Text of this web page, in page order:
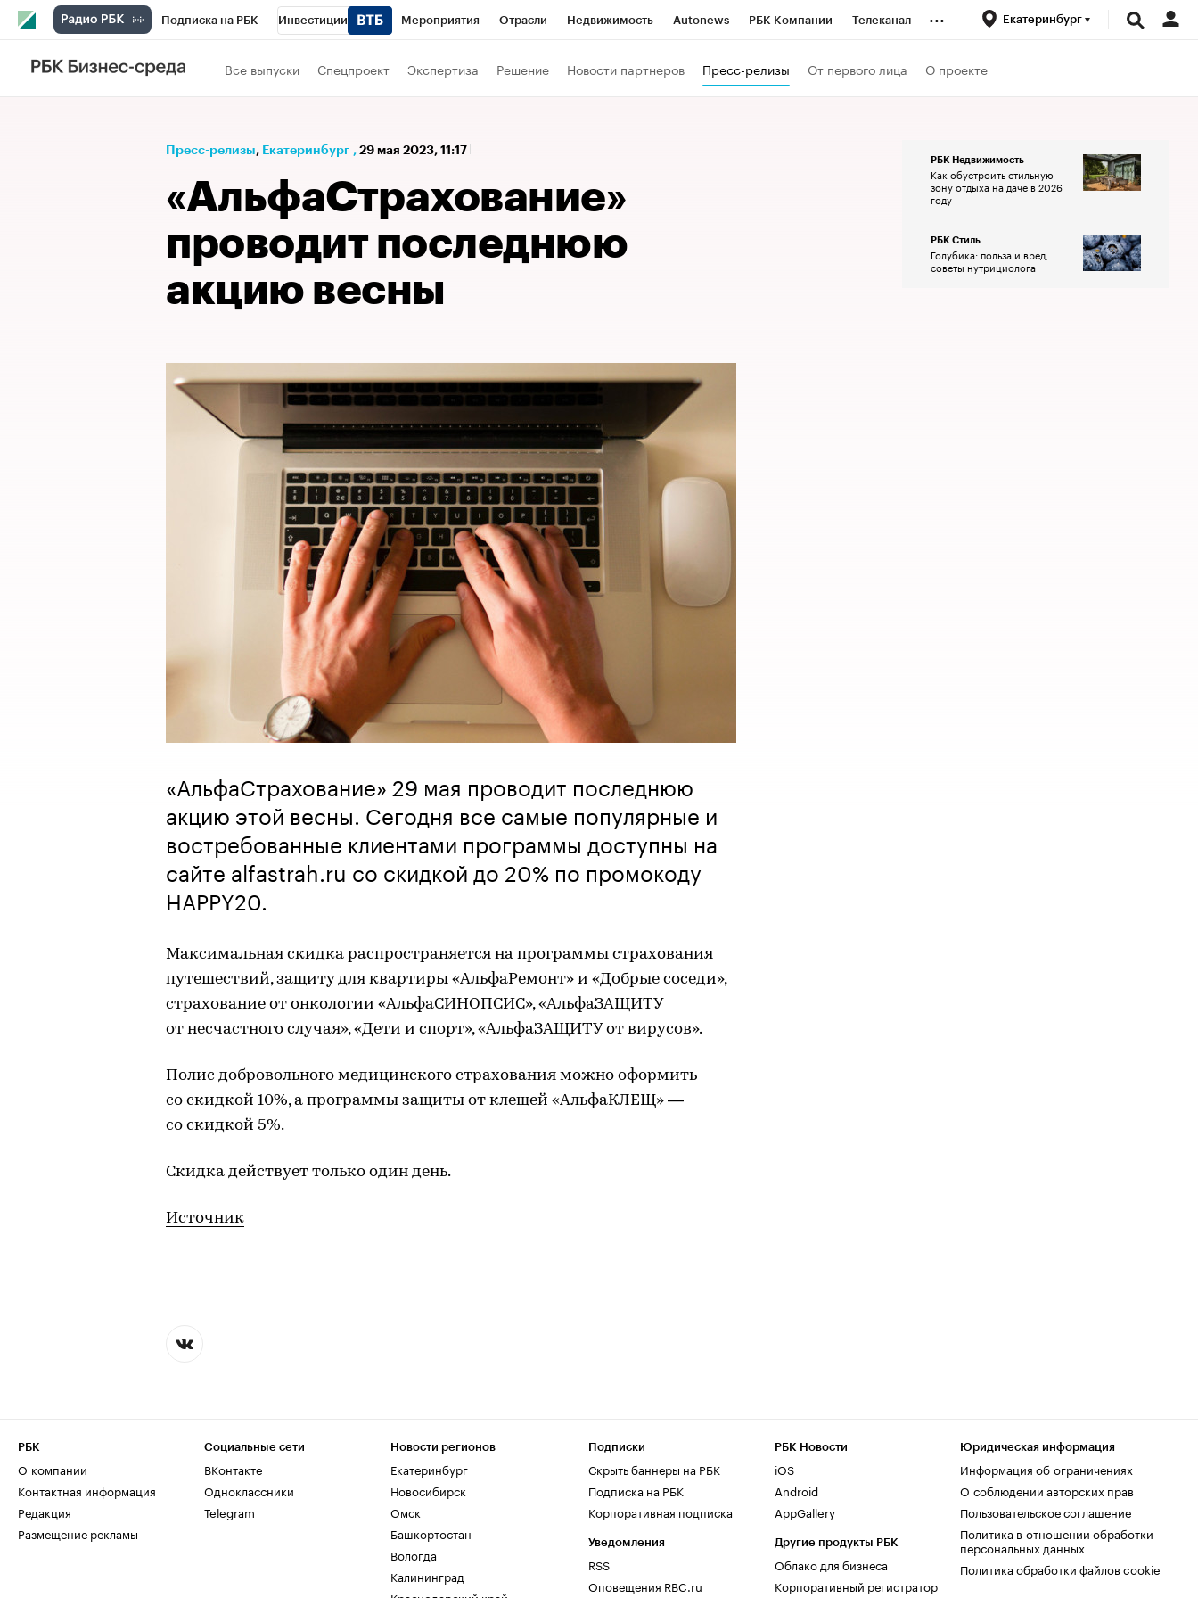
Подписка на РБК Инвестиции Мероприятия Отрасли Недвижимость Autonews РБК Компании Телеканал
РБК Вино
Проверка контрагентов Политика
... Екатеринбург
Все выпуски Спецпроект Экспертиза Решение Новости партнеров Пресс-релизы От первого лица О проекте
Пресс-релизы⁠, Екатеринбург , 29 мая 2023, 11:17
«АльфаСтрахование»
проводит последнюю
акцию весны
«АльфаСтрахование» 29 мая проводит последнюю
акцию этой весны. Сегодня все самые популярные и
востребованные клиентами программы доступны на
сайте alfastrah.ru со скидкой до 20% по промокоду
HAPPY20.
Максимальная скидка распространяется на программы страхования
путешествий, защиту для квартиры «АльфаРемонт» и «Добрые соседи»,
страхование от онкологии «АльфаСИНОПСИС», «АльфаЗАЩИТУ
от несчастного случая», «Дети и спорт», «АльфаЗАЩИТУ от вирусов».
Полис добровольного медицинского страхования можно оформить
со скидкой 10%, а программы защиты от клещей «АльфаКЛЕЩ» —
со скидкой 5%.
Скидка действует только один день.
Источник
РБК Недвижимость
Как обустроить стильную
зону отдыха на даче в 2026
году
РБК Стиль
Голубика: польза и вред,
советы нутрициолога
РБК
О компании
Контактная информация
Редакция
Размещение рекламы
Социальные сети
ВКонтакте
Одноклассники
Telegram
Новости регионов
Екатеринбург
Новосибирск
Омск
Башкортостан
Вологда
Калининград
Подписки
Скрыть баннеры на РБК
Подписка на РБК
Корпоративная подписка
Уведомления
RSS
Оповещения RBC.ru
РБК Новости
iOS
Android
AppGallery
Другие продукты РБК
Облако для бизнеса
Корпоративный регистратор
Юридическая информация
Информация об ограничениях
О соблюдении авторских прав
Пользовательское соглашение
Политика в отношении обработки
персональных данных
Политика обработки файлов cookie